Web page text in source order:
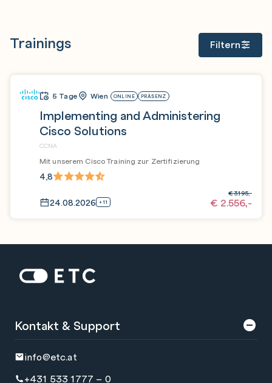
Trainings Filtern
5 Tage Wien ONLINE PRÄSENZ
Implementing and Administering
Cisco Solutions
CCNA
Mit unserem Cisco Training zur Zertifizierung
4,8
24.08.2026 +11 € 2.556,-
€3.195,-
Startseite: ETC
Kontakt & Support
info@etc.at
+431 533 1777 – 0